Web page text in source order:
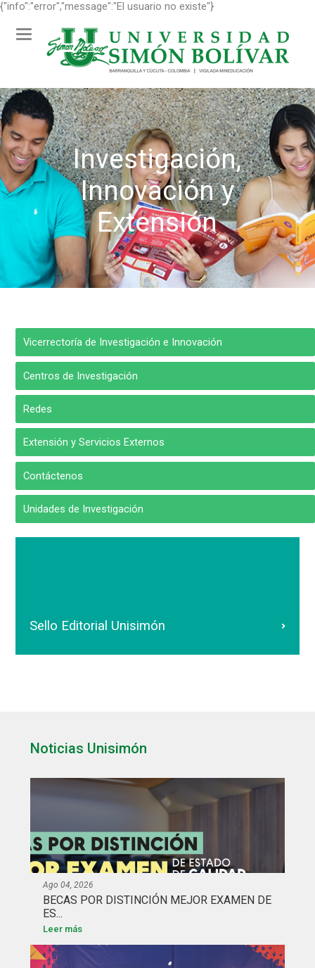
{"info":"error","message":"El usuario no existe"}
Toggle
navigation
Investigación,
Innovación y
Extensión
Vicerrectoría de Investigación e Innovación
Centros de Investigación
Redes
Extensión y Servicios Externos
Contáctenos
Unidades de Investigación
Sello Editorial Unisimón
Noticias Unisimón
Ago 04, 2026
BECAS POR DISTINCIÓN MEJOR EXAMEN DE
ES...
Leer más